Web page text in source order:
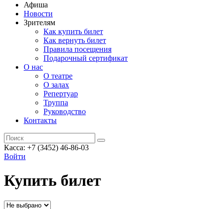
Афиша
Новости
Зрителям
Как купить билет
Как вернуть билет
Правила посещения
Подарочный сертификат
О нас
О театре
О залах
Репертуар
Труппа
Руководство
Контакты
Касса: +7 (3452) 46-86-03
Войти
Купить билет